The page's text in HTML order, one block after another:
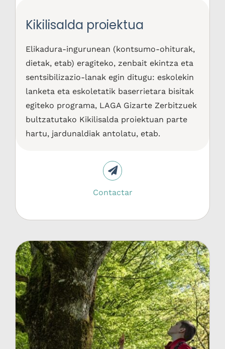
Kikilisalda proiektua
Elikadura-ingurunean (kontsumo-ohiturak,
dietak, etab) eragiteko, zenbait ekintza eta
sentsibilizazio-lanak egin ditugu: eskolekin
lanketa eta eskoletatik baserrietara bisitak
egiteko programa, LAGA Gizarte Zerbitzuek
bultzatutako Kikilisalda proiektuan parte
hartu, jardunaldiak antolatu, etab.
Contactar